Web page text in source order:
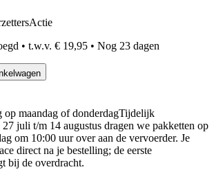
Actie
• t.w.v. € 19,95 • Nog 23 dagen
op maandag of donderdagTijdelijk
27 juli t/m 14 augustus dragen we pakketten op
om 10:00 uur over aan de vervoerder. Je
direct na je bestelling; de eerste
bij de overdracht.